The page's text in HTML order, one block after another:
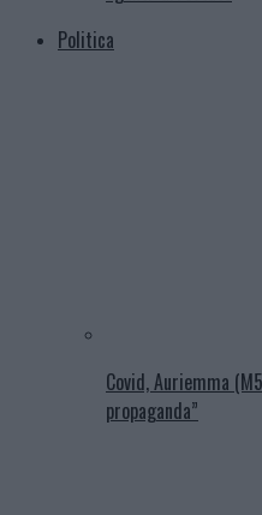
Politica
Covid, Auriemma
propaganda”